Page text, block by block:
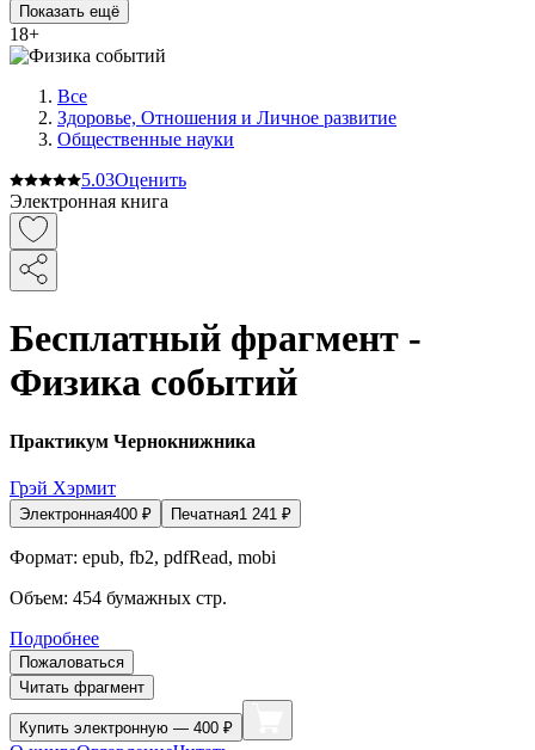
Показать ещё
18+
Все
Здоровье, Отношения и Личное развитие
Общественные науки
5.03Оценить
Электронная книга
Бесплатный фрагмент -
Физика событий
Практикум Чернокнижника
Грэй Хэрмит
Электронная400 ₽ Печатная1 241 ₽
Формат: epub, fb2, pdfRead, mobi
Объем: 454 бумажных стр.
Подробнее
Пожаловаться
Читать фрагмент
Купить электронную — 400 ₽